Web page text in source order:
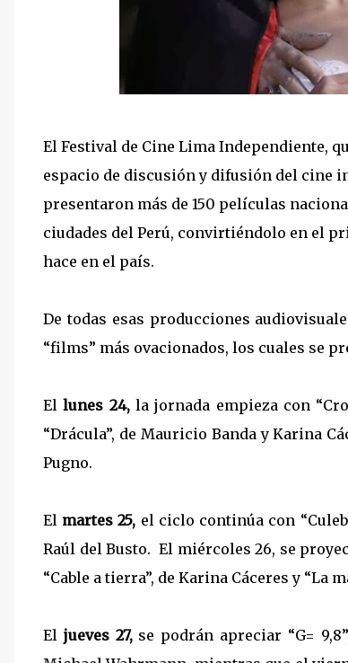
El Festival de Cine Lima Independiente,
espacio de discusión y difusión del cine
presentaron más de 150 películas
ciudades del Perú, convirtiéndolo en el
hace en el país.
De todas esas producciones
“films” más ovacionados, los cuales se
Ellunes 24,la jornada empieza con
“Drácula”, de Mauricio Banda y Karina
Pugno.
El martes 25, el ciclo continúa con
Raúl del Busto. El miércoles 26, se
“Cable a tierra”, de Karina Cáceres y “La
El jueves 27,se podrán apreciar “G=